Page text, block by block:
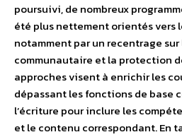
poursuivi, de nombreux
été plus nettement orientés vers
notamment par un recentrage
communautaire et la protection
approches visent à enrichir les
dépassant les fonctions de base
l’écriture pour inclure les
et le contenu correspondant. En